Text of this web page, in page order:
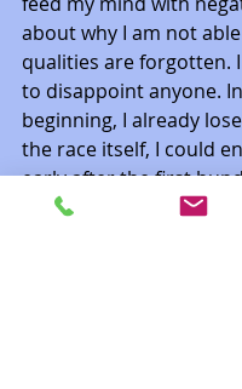
about why I am not
qualities are forgotten.
to disappoint anyone.
beginning, I already
the race itself, I could
early after the first
Thank God I have